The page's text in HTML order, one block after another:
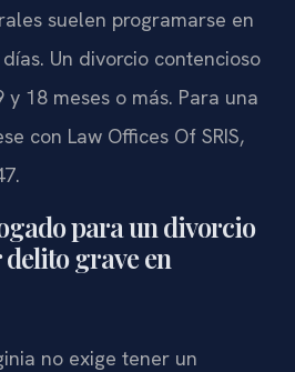
suelen programarse en
Un divorcio contencioso
18 meses o más. Para una
con Law Offices Of SRIS,
para un divorcio
grave en
no exige tener un